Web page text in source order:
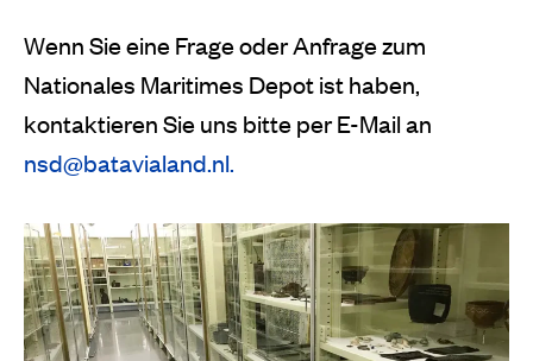
Wenn Sie eine Frage oder Anfrage zum
Nationales Maritimes Depot ist haben,
kontaktieren Sie uns bitte per E-Mail an
nsd@batavialand.nl.